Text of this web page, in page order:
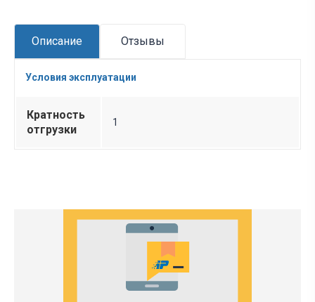
Описание Отзывы
Условия эксплуатации
Кратность
отгрузки
1